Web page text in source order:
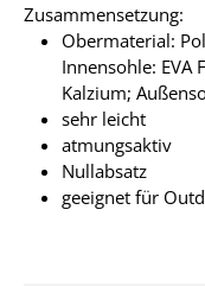
Zusammensetzung:
Obermaterial:
Innensohle: EVA
Kalzium;
sehr leicht
atmungsaktiv
Nullabsatz
geeignet für